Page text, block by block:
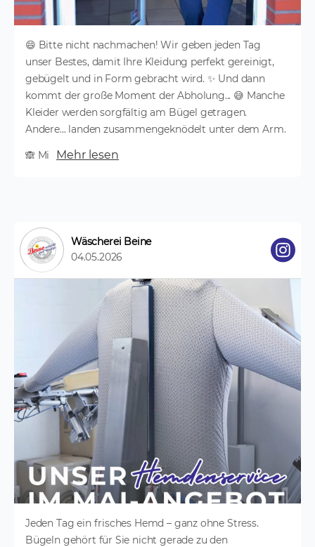
😄 Bitte nicht nachmachen! Wir geben jeden Tag
unser Bestes, damit Ihre Kleidung perfekt gereinigt,
gebügelt und in Form gebracht wird. ✨ Und dann
kommt der große Moment der Abholung... 😅 Manche
Kleider werden sorgfältig am Bügel getragen.
Andere... landen zusammengeknödelt unter dem Arm.
🙈 Mi Mehr lesen
Wäscherei Beine
04.05.2026
Jeden Tag ein frisches Hemd – ganz ohne Stress.
Bügeln gehört für Sie nicht gerade zu den